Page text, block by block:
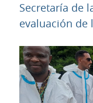
Secretaría de
evaluación de